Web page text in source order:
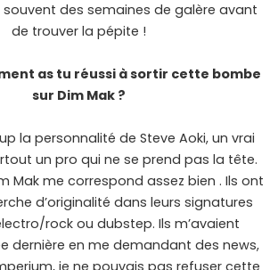
souvent des semaines de galère avant
de trouver la pépite !
as tu réussi à sortir cette bombe
sur Dim Mak ?
la personnalité de Steve Aoki, un vrai
un pro qui ne se prend pas la tête.
Mak me correspond assez bien . Ils ont
d’originalité dans leurs signatures
rock ou dubstep. Ils m’avaient
dernière en me demandant des news,